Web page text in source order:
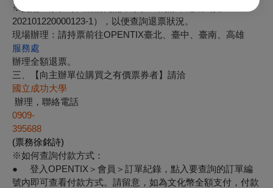
※提醒：票券寄回前請先記下票券上的訂單編號（如：
202101220000123-1），以便查詢退票狀況。
現場辦理：請持票前往OPENTIX臺北、臺中、臺南、高雄
服務處
辦理全額退票。
三、【向主辦單位購買之有價票券者】 請洽
國立成功大學
辦理，聯絡電話
0909-
395688
(票務徐銘詩)
※如何查詢付款方式：
● 登入OPENTIX＞會員＞訂單紀錄，點入要查詢的訂單編
號內即可查看付款方式。請留意，如為文化幣全額支付，付款